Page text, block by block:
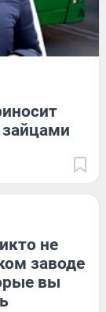
зайцами
не
заводе
вы